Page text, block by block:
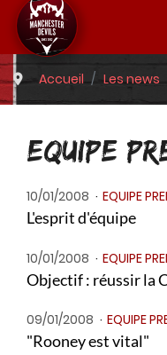
Accueil Les news
EQUIPE
10/01/2008 EQUIPE
L'esprit d'équipe
10/01/2008 EQUIPE
Objectif : réussir la
09/01/2008 EQUIPE
"Rooney est vital"